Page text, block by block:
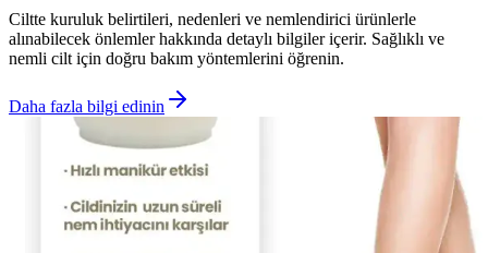
Ciltte kuruluk belirtileri, nedenleri ve nemlendirici ürünlerle
alınabilecek önlemler hakkında detaylı bilgiler içerir. Sağlıklı ve
nemli cilt için doğru bakım yöntemlerini öğrenin.
Daha fazla bilgi edinin